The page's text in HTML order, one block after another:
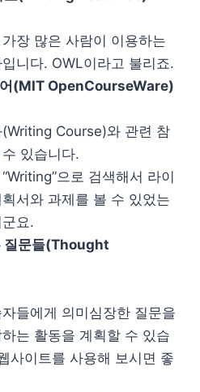
장 많은 사람이 이용하는
니다. OWL이라고 불리죠.
(MIT OpenCourseWare)
Course)와 관련 참
있습니다.
으로 검색해서 라이
서와 과제를 볼 수 있었는
요.
질문들(Thought
들에게 의미심장한 질문을
는 활동을 계획할 수 있습
사이트를 사용해 보시면 좋